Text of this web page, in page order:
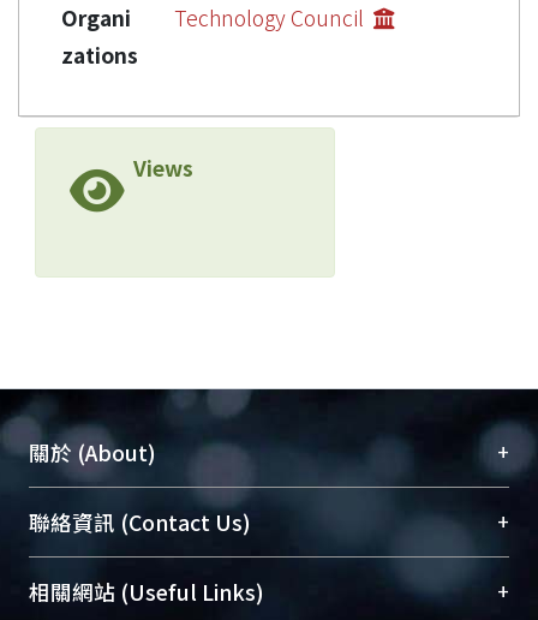
Organi
zations
Technology Council
Views
關於 (About) +
臺大位居世界頂尖大學之列，為永久珍藏及向國際
展現本校豐碩的研究成果及學術能量，圖書館整合
機構典藏（NTUR）與學術庫（AH）不同功能平
聯絡資訊 (Contact Us) +
總館學科館員(Main Library)
相關網站 (Useful Links) +